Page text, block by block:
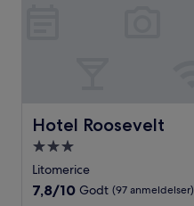
Hotel Roosevelt
Hotel Roosevelt
3.0-
stjernet
overnatningssted
Litomerice
7.8
7,8/10 Godt (97 anmeldelser)